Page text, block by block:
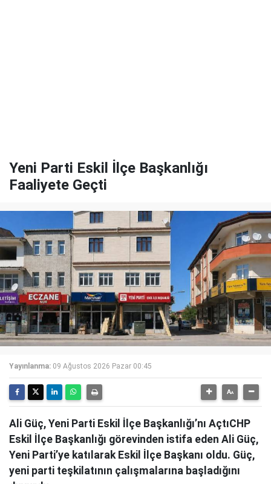
Yeni Parti Eskil İlçe Başkanlığı
Faaliyete Geçti
Yayınlanma: 09 Ağustos 2026 Pazar 00:45
Ali Güç, Yeni Parti Eskil İlçe Başkanlığı’nı AçtıCHP
Eskil İlçe Başkanlığı görevinden istifa eden Ali Güç,
Yeni Parti’ye katılarak Eskil İlçe Başkanı oldu. Güç,
yeni parti teşkilatının çalışmalarına başladığını